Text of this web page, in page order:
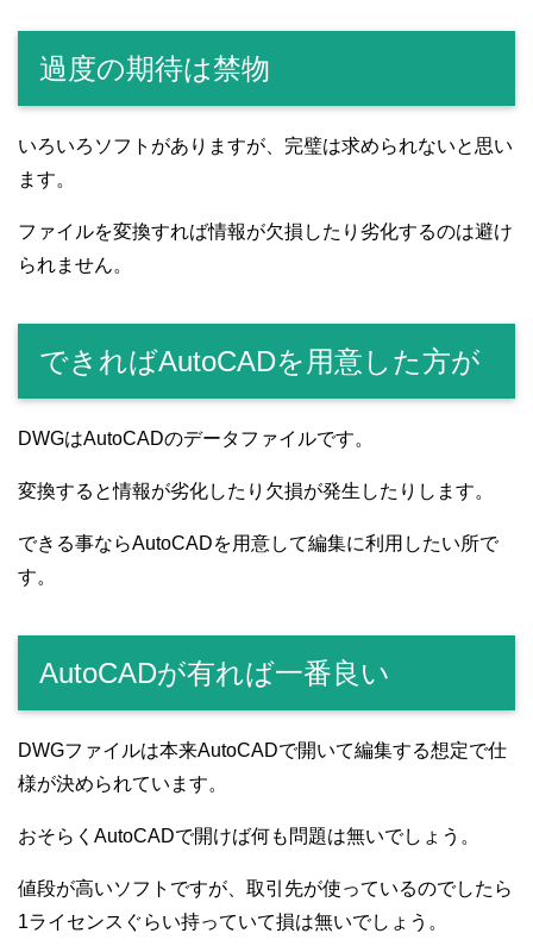
過度の期待は禁物
いろいろソフトがありますが、完璧は求められないと思い
ます。
ファイルを変換すれば情報が欠損したり劣化するのは避け
られません。
できればAutoCADを用意した方が
DWGはAutoCADのデータファイルです。
変換すると情報が劣化したり欠損が発生したりします。
できる事ならAutoCADを用意して編集に利用したい所で
す。
AutoCADが有れば一番良い
DWGファイルは本来AutoCADで開いて編集する想定で仕
様が決められています。
おそらくAutoCADで開けば何も問題は無いでしょう。
値段が高いソフトですが、取引先が使っているのでしたら
1ライセンスぐらい持っていて損は無いでしょう。